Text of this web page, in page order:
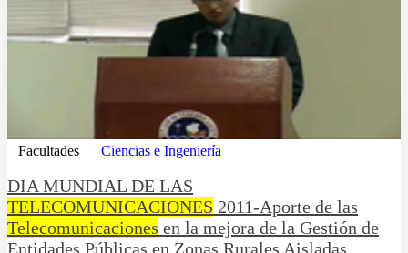
Facultades Ciencias e Ingeniería
DIA MUNDIAL DE LAS
TELECOMUNICACIONES 2011-Aporte de las
Telecomunicaciones en la mejora de la Gestión de
Entidades Públicas en Zonas Rurales Aisladas